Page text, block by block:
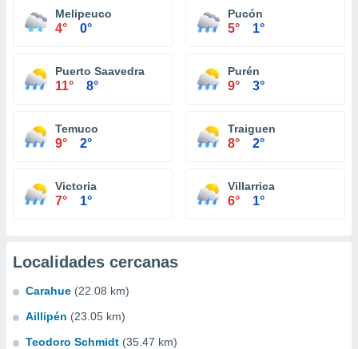
Melipeuco
4° 0°
Pucón
5° 1°
Puerto Saavedra
11° 8°
Purén
9° 3°
Temuco
9° 2°
Traiguen
8° 2°
Victoria
7° 1°
Villarrica
6° 1°
Localidades cercanas
Carahue (22.08 km)
Aillipén (23.05 km)
Teodoro Schmidt (35.47 km)